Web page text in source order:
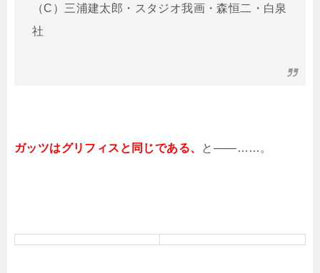
（C）三浦建太郎・スタジオ我画・森恒二・白泉
社
ガッツはグリフィスと同じである、 と――……。